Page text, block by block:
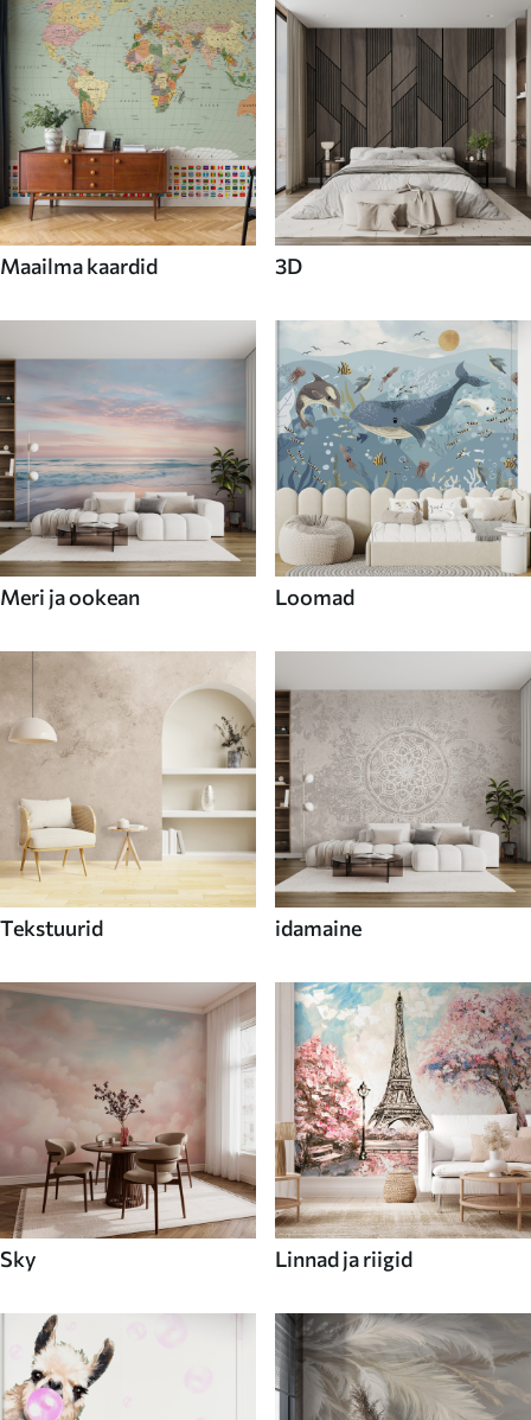
Maailma kaardid 3D
Meri ja ookean Loomad
Tekstuurid idamaine
Sky Linnad ja riigid